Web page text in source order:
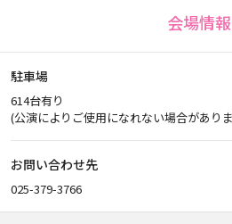
会場情報
駐車場
614台有り
(公演によりご使用になれない場合があり
お問い合わせ先
025-379-3766